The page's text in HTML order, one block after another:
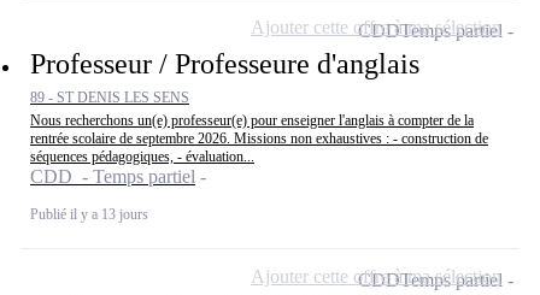
Professeur / Professeure d'anglais
89 - ST DENIS LES SENS
Nous recherchons un(e) professeur(e) pour enseigner l'anglais à compter de la
rentrée scolaire de septembre 2026. Missions non exhaustives : - construction de
séquences pédagogiques, - évaluation...
CDD - Temps partiel
Publié il y a 13 jours
CDDTemps partiel
Ajouter cette offre à ma sélection
CDDTemps partiel
Ajouter cette offre à ma sélection